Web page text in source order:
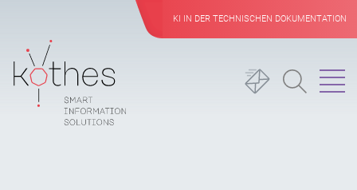
KI IN DER TECHNISCHEN DOKUMENTATION